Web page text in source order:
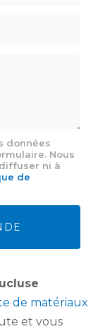
données
Nous
ni à
de
de matériaux
et vous